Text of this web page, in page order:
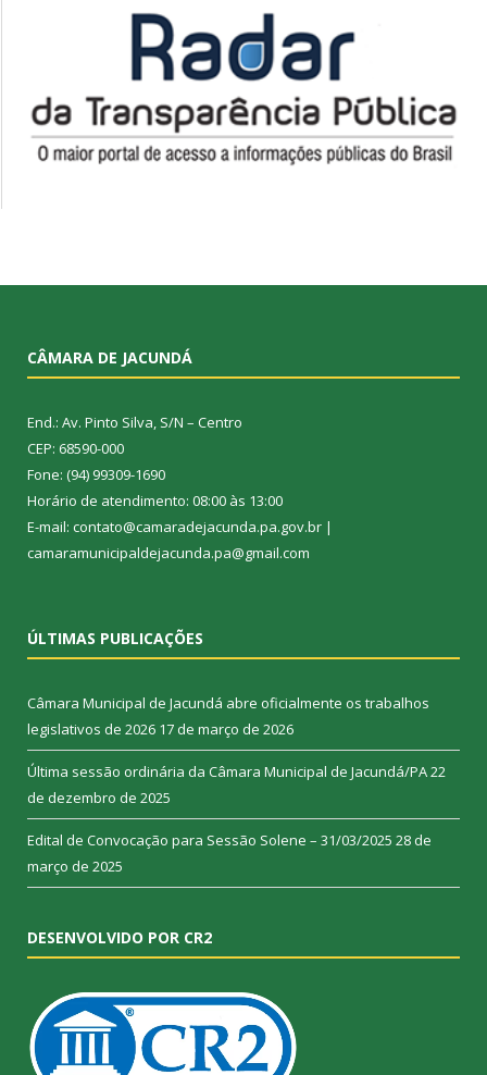
CÂMARA DE JACUNDÁ
End.: Av. Pinto Silva, S/N – Centro
CEP: 68590-000
Fone: (94) 99309-1690
Horário de atendimento: 08:00 às 13:00
E-mail: contato@camaradejacunda.pa.gov.br |
camaramunicipaldejacunda.pa@gmail.com
ÚLTIMAS PUBLICAÇÕES
Câmara Municipal de Jacundá abre oficialmente os trabalhos
legislativos de 2026 17 de março de 2026
Última sessão ordinária da Câmara Municipal de Jacundá/PA22
de dezembro de 2025
Edital de Convocação para Sessão Solene – 31/03/2025 28 de
março de 2025
DESENVOLVIDO POR CR2